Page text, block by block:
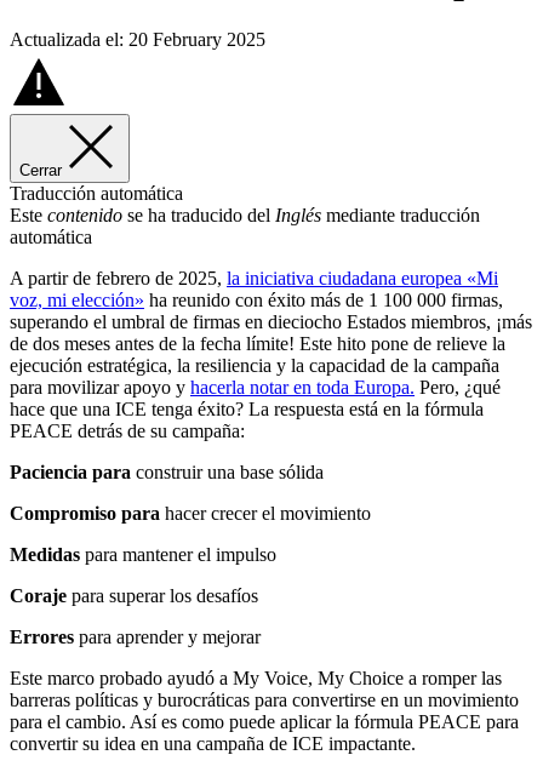
Actualizada el: 20 February 2025
Cerrar
Traducción automática
Este contenido se ha traducido del Inglés mediante traducción
automática
A partir de febrero de 2025, la iniciativa ciudadana europea «Mi
voz, mi elección» ha reunido con éxito más de 1 100 000 firmas,
superando el umbral de firmas en dieciocho Estados miembros, ¡más
de dos meses antes de la fecha límite! Este hito pone de relieve la
ejecución estratégica, la resiliencia y la capacidad de la campaña
para movilizar apoyo y hacerla notar en toda Europa. Pero, ¿qué
hace que una ICE tenga éxito? La respuesta está en la fórmula
PEACE detrás de su campaña:
Paciencia para construir una base sólida
Compromiso para hacer crecer el movimiento
Medidas para mantener el impulso
Coraje para superar los desafíos
Errores para aprender y mejorar
Este marco probado ayudó a My Voice, My Choice a romper las
barreras políticas y burocráticas para convertirse en un movimiento
para el cambio. Así es como puede aplicar la fórmula PEACE para
convertir su idea en una campaña de ICE impactante.